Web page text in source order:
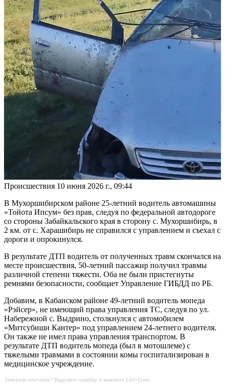
Происшествия 10 июня 2026 г., 09:44
В Мухоршибирском районе 25-летний водитель автомашины
«Тойота Ипсум» без прав, следуя по федеральной автодороге
со стороны Забайкальского края в сторону с. Мухоршибирь, в
2 км. от с. Харашибирь не справился с управлением и съехал с
дороги и опрокинулся.
В результате ДТП водитель от полученных травм скончался на
месте происшествия, 50-летний пассажир получил травмы
различной степени тяжести. Оба не были пристегнуты
ремнями безопасности, сообщает Управление ГИБДД по РБ.
Добавим, в Кабанском районе 49-летний водитель мопеда
«Рэйсер», не имеющий права управления ТС, следуя по ул.
Набережной с. Выдрино, столкнулся с автомобилем
«Митсубиши Кантер» под управлением 24-летнего водителя.
Он также не имел права управления транспортом. В
результате ДТП водитель мопеда (был в мотошлеме) с
тяжелыми травмами в состоянии комы госпитализирован в
медицинское учреждение.
Заметили опечатку? Выделите ошибку и нажмите Ctrl+Enter.